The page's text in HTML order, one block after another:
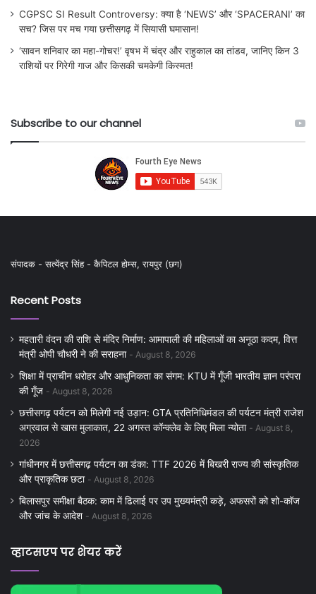
CGPSC SI Result Controversy: क्या है ‘NEWS’ और ‘SPACERANI’ का
सच? जिस पर मच गया छत्तीसगढ़ में सियासी घमासान!
‘सावन शनिवार का महा-गोचर!’ वृषभ में चंद्र और राहुकाल का तांडव, जानिए किन 3
राशियों पर गिरेगी गाज और किसकी चमकेगी किस्मत!
Subscribe to our channel
संपादक - सत्येंद्र सिंह - कैपिटल होम्स, रायपुर (छग)
Recent Posts
महतारी वंदन की राशि से मंदिर निर्माण: आमापाली की महिलाओं का अनूठा कदम, वित्त
मंत्री ओपी चौधरी ने की सराहना
August 8, 2026
शिक्षा में प्राचीन धरोहर और आधुनिकता का संगम: KTU में गूँजी भारतीय ज्ञान परंपरा
की गूँज
August 8, 2026
छत्तीसगढ़ पर्यटन को मिलेगी नई उड़ान: GTA प्रतिनिधिमंडल की पर्यटन मंत्री राजेश
अग्रवाल से खास मुलाकात, 22 अगस्त कॉन्क्लेव के लिए मिला न्योता
August 8,
2026
गांधीनगर में छत्तीसगढ़ पर्यटन का डंका: TTF 2026 में बिखरी राज्य की सांस्कृतिक
और प्राकृतिक छटा
August 8, 2026
बिलासपुर समीक्षा बैठक: काम में ढिलाई पर उप मुख्यमंत्री कड़े, अफसरों को शो-कॉज
और जांच के आदेश
August 8, 2026
व्हाटसएप पर शेयर करें